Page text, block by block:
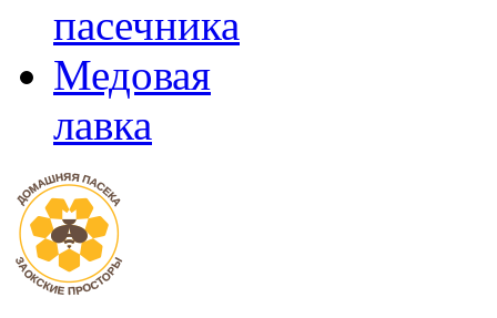
пасечника
Медовая
лавка